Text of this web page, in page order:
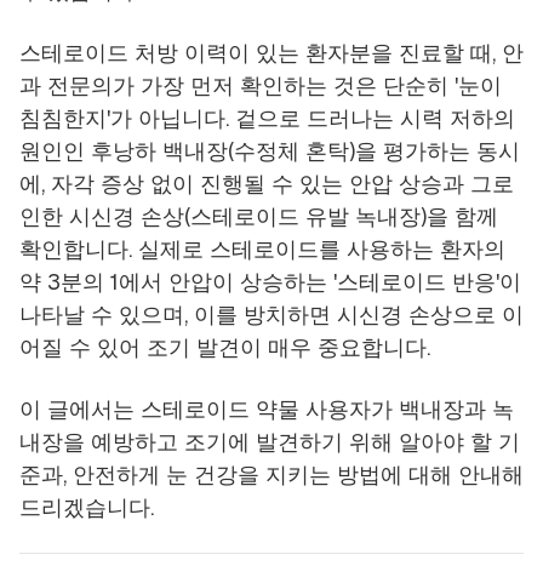
스테로이드 처방 이력이 있는 환자분을 진료할 때, 안
과 전문의가 가장 먼저 확인하는 것은 단순히 '눈이
침침한지'가 아닙니다. 겉으로 드러나는 시력 저하의
원인인 후낭하 백내장(수정체 혼탁)을 평가하는 동시
에, 자각 증상 없이 진행될 수 있는 안압 상승과 그로
인한 시신경 손상(스테로이드 유발 녹내장)을 함께
확인합니다. 실제로 스테로이드를 사용하는 환자의
약 3분의 1에서 안압이 상승하는 '스테로이드 반응'이
나타날 수 있으며, 이를 방치하면 시신경 손상으로 이
어질 수 있어 조기 발견이 매우 중요합니다.
이 글에서는 스테로이드 약물 사용자가 백내장과 녹
내장을 예방하고 조기에 발견하기 위해 알아야 할 기
준과, 안전하게 눈 건강을 지키는 방법에 대해 안내해
드리겠습니다.